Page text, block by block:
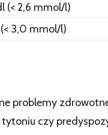
(< 2,6 mmol/l)
(< 3,0 mmol/l)
problemy
czy